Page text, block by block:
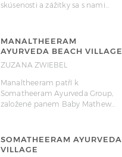
skúsenosti a zážitky sa s nami…
MANALTHEERAM
AYURVEDA BEACH VILLAGE
ZUZANA ZWIEBEL
Manaltheeram patří k
Somatheeram Ayurveda Group,
založené panem Baby Mathew…
SOMATHEERAM AYURVEDA
VILLAGE